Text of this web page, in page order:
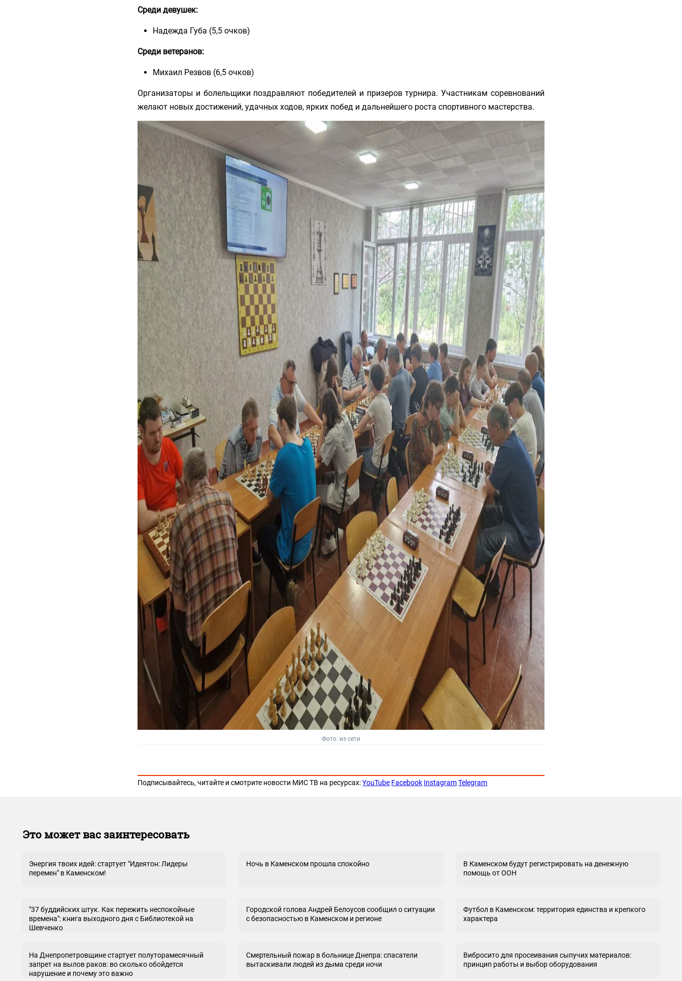
Среди девушек:
Надежда Губа (5,5 очков)
Среди ветеранов:
Михаил Резвов (6,5 очков)
Организаторы и болельщики поздравляют победителей и призеров турнира. Участникам соревнований
желают новых достижений, удачных ходов, ярких побед и дальнейшего роста спортивного мастерства.
Фото: из сети
Подписывайтесь, читайте и смотрите новости МИС ТВ на ресурсах:YouTube Facebook Instagram Telegram
Это может вас заинтересовать
Энергия твоих идей: стартует "Идеятон: Лидеры
перемен" в Каменском!
Ночь в Каменском прошла спокойно
В Каменском будут регистрировать на денежную
помощь от ООН
"37 буддийских штук. Как пережить неспокойные
времена": книга выходного дня с Библиотекой на
Шевченко
Городской голова Андрей Белоусов сообщил о ситуации
с безопасностью в Каменском и регионе
Футбол в Каменском: территория единства и крепкого
характера
На Днепропетровщине стартует полуторамесячный
запрет на вылов раков: во сколько обойдется
нарушение и почему это важно
Смертельный пожар в больнице Днепра: спасатели
вытаскивали людей из дыма среди ночи
Вибросито для просеивания сыпучих материалов:
принцип работы и выбор оборудования